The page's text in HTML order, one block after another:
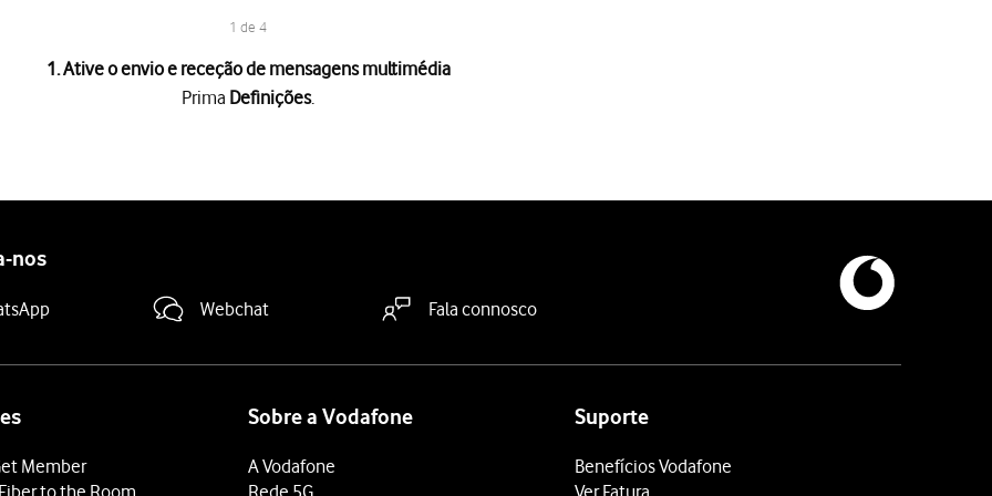
1 de 4
1. Ative o envio e receção de mensagens multimédia
Prima Definições.
nos
Webchat Fala connosco
Member
to the Room
Sobre a Vodafone
A Vodafone
Rede 5G
Suporte
Benefícios Vodafone
Ver Fatura